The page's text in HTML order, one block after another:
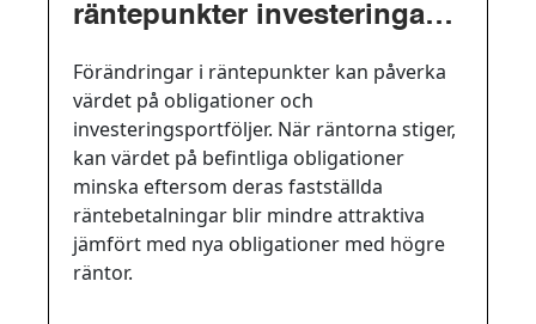
räntepunkter investeringar
Förändringar i räntepunkter kan påverka
värdet på obligationer och
investeringsportföljer. När räntorna stiger,
kan värdet på befintliga obligationer
minska eftersom deras fastställda
räntebetalningar blir mindre attraktiva
jämfört med nya obligationer med högre
räntor.